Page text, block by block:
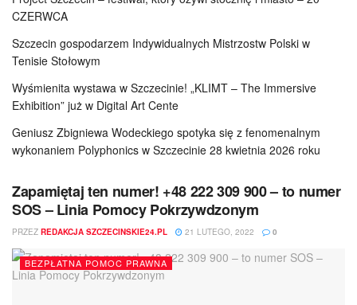
CZERWCA
Szczecin gospodarzem Indywidualnych Mistrzostw Polski w
Tenisie Stołowym
Wyśmienita wystawa w Szczecinie! „KLIMT – The Immersive
Exhibition” już w Digital Art Cente
Geniusz Zbigniewa Wodeckiego spotyka się z fenomenalnym
wykonaniem Polyphonics w Szczecinie 28 kwietnia 2026 roku
Zapamiętaj ten numer! +48 222 309 900 – to numer
SOS – Linia Pomocy Pokrzywdzonym
PRZEZ REDAKCJA SZCZECINSKIE24.PL 21 LUTEGO, 2022 0
BEZPŁATNA POMOC PRAWNA